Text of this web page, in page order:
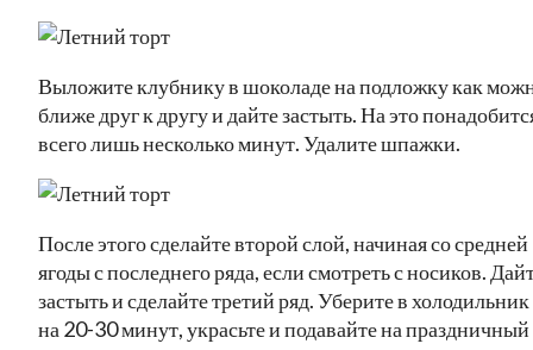
Выложите клубнику в шоколаде на подложку как
ближе друг к другу и дайте застыть. На это
всего лишь несколько минут. Удалите шпажки.
После этого сделайте второй слой, начиная со средней
ягоды с последнего ряда, если смотреть с носиков.
застыть и сделайте третий ряд. Уберите в холодильник
на 20-30 минут, украсьте и подавайте на праздничный